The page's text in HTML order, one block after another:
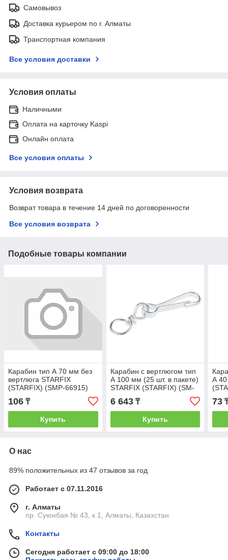
Самовывоз
Доставка курьером по г. Алматы
Транспортная компания
Все условия доставки
Условия оплаты
Наличными
Оплата на карточку Kaspi
Онлайн оплата
Все условия оплаты
Условия возврата
Возврат товара в течение 14 дней по договоренности
Все условия возврата
Подобные товары компании
Карабин тип А 70 мм без
вертлюга STARFIX
(STARFIX) (SMP-66915)
106 ₸
Купить
Карабин с вертлюгом тип
А 100 мм (25 шт. в пакете)
STARFIX (STARFIX) (SM-
66945-25)
6 643₸
Купить
А
73
О нас
89% положительных из 47 отзывов за год
Работает с 07.11.2016
г. Алматы
пр. Суюнбая № 43, к 1, Алматы, Казахстан
Контакты
Сегодня работает с 09:00 до 18:00